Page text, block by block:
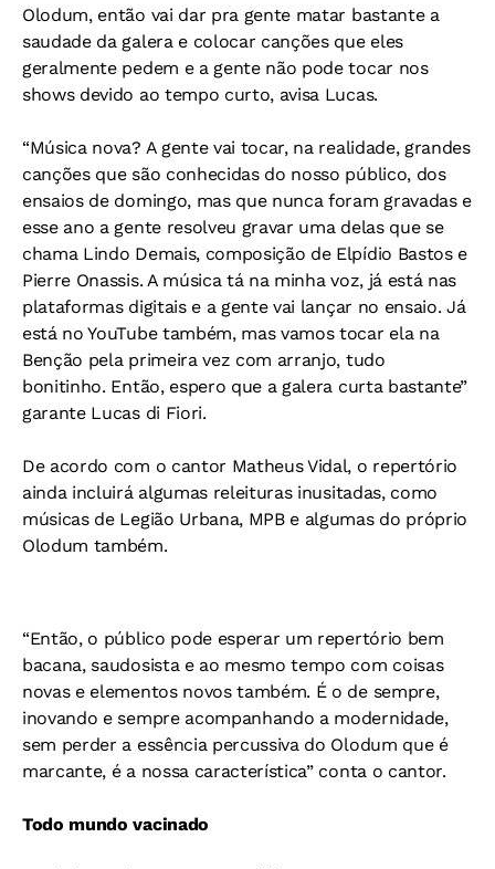
Olodum, então vai dar pra gente matar bastante a
saudade da galera e colocar canções que eles
geralmente pedem e a gente não pode tocar nos
shows devido ao tempo curto, avisa Lucas.
“Música nova? A gente vai tocar, na realidade, grandes
canções que são conhecidas do nosso público, dos
ensaios de domingo, mas que nunca foram gravadas e
esse ano a gente resolveu gravar uma delas que se
chama Lindo Demais, composição de Elpídio Bastos e
Pierre Onassis. A música tá na minha voz, já está nas
plataformas digitais e a gente vai lançar no ensaio. Já
está no YouTube também, mas vamos tocar ela na
Benção pela primeira vez com arranjo, tudo
bonitinho. Então, espero que a galera curta bastante”
garante Lucas di Fiori.
De acordo com o cantor Matheus Vidal, o repertório
ainda incluirá algumas releituras inusitadas, como
músicas de Legião Urbana, MPB e algumas do próprio
Olodum também.
“Então, o público pode esperar um repertório bem
bacana, saudosista e ao mesmo tempo com coisas
novas e elementos novos também. É o de sempre,
inovando e sempre acompanhando a modernidade,
sem perder a essência percussiva do Olodum que é
marcante, é a nossa característica” conta o cantor.
Todo mundo vacinado